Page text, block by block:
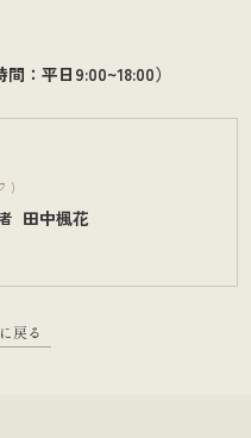
：平日9:00~18:00）
)
田中楓花
戻る